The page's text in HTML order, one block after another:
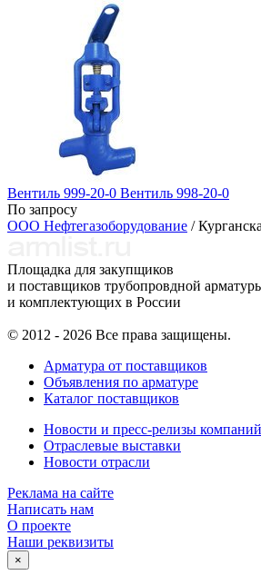
Вентиль 999-20-0 Вентиль 998-20-0
По запросу
ООО Нефтегазоборудование /
Площадка для закупщиков
и поставщиков трубопровдной
и комплектующих в России
© 2012 - 2026 Все права защищены.
Арматура от поставщиков
Объявления по арматуре
Каталог поставщиков
Новости и пресс-релизы компаний
Отраслевые выставки
Новости отрасли
Реклама на сайте
Написать нам
О проекте
Наши реквизиты
×